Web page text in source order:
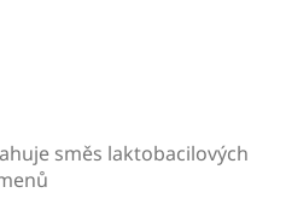
směs laktobacilových